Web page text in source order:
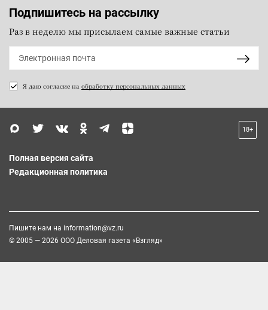
Подпишитесь на рассылку
Раз в неделю мы присылаем самые важные статьи
Я даю согласие на обработку персональных данных
18+
Полная версия сайта
Редакционная политика
Пишите нам на information@vz.ru
© 2005 — 2026 ООО Деловая газета «Взгляд»